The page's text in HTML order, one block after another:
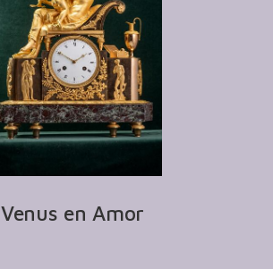
Venus en Amor